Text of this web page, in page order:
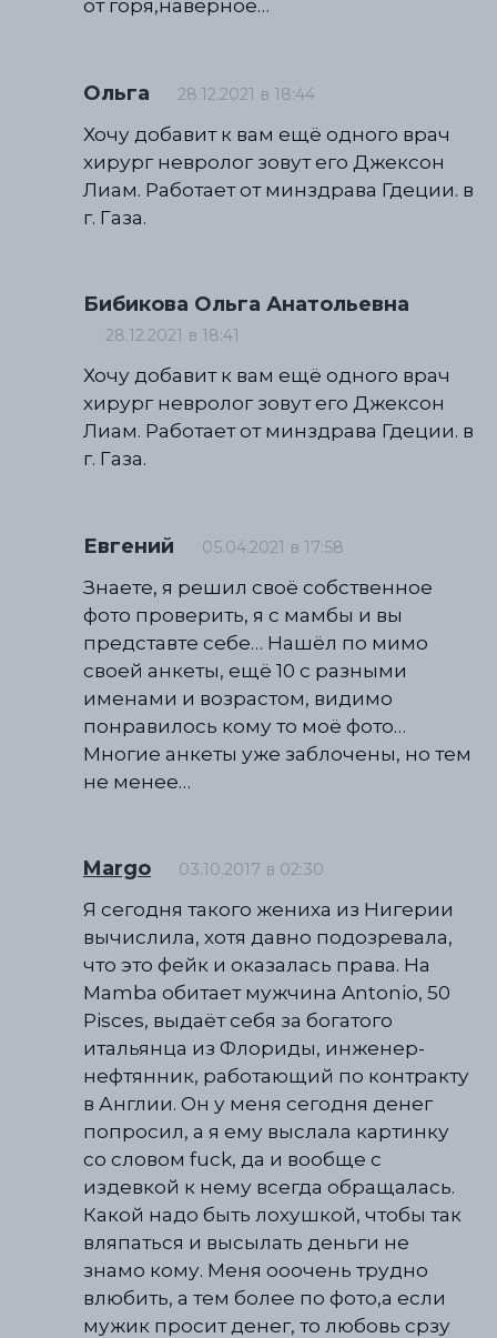
от горя,наверное…
Ольга 28.12.2021 в 18:44
Хочу добавит к вам ещё одного врач
хирург невролог зовут его Джексон
Лиам. Работает от минздрава Гдеции. в
г. Газа.
Бибикова Ольга Анатольевна
28.12.2021 в 18:41
Хочу добавит к вам ещё одного врач
хирург невролог зовут его Джексон
Лиам. Работает от минздрава Гдеции. в
г. Газа.
Евгений 05.04.2021 в 17:58
Знаете, я решил своё собственное
фото проверить, я с мамбы и вы
представте себе… Нашёл по мимо
своей анкеты, ещё 10 с разными
именами и возрастом, видимо
понравилось кому то моё фото…
Многие анкеты уже заблочены, но тем
не менее…
Margo 03.10.2017 в 02:30
Я сегодня такого жениха из Нигерии
вычислила, хотя давно подозревала,
что это фейк и оказалась права. На
Mamba обитает мужчина Antоnio, 50
Pisces, выдаёт себя за богатого
итальянца из Флориды, инженер-
нефтянник, работающий по контракту
в Англии. Он у меня сегодня денег
попросил, а я ему выслала картинку
со словом fuck, да и вообще с
издевкой к нему всегда обращалась.
Какой надо быть лохушкой, чтобы так
вляпаться и высылать деньги не
знамо кому. Меня ооочень трудно
влюбить, а тем более по фото,а если
мужик просит денег, то любовь срзу